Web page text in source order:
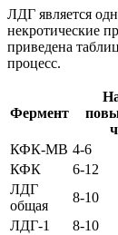
ЛДГ является
некротические
приведена
процесс.
Фермент
КФК-МВ 4-6
КФК
6-12
ЛДГ
общая
8-10
ЛДГ-1
8-10